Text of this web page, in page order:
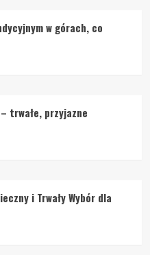
w górach, co
trwałe, przyjazne
i Trwały Wybór dla